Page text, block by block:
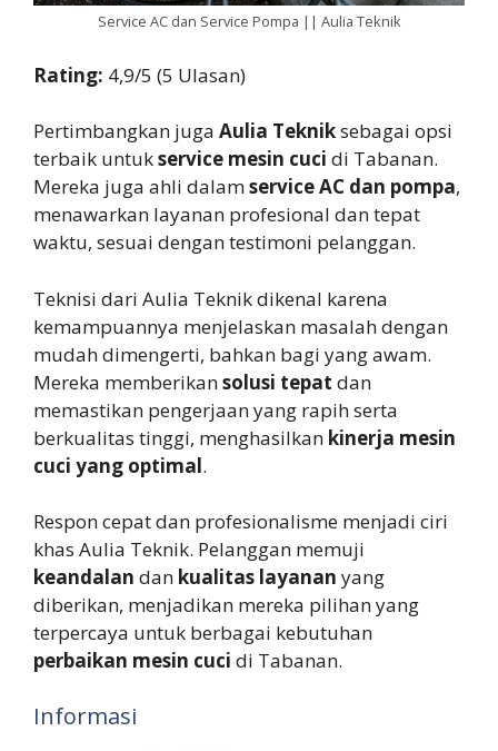
Service AC dan Service Pompa || Aulia Teknik
Rating: 4,9/5 (5 Ulasan)
Pertimbangkan juga Aulia Tekniksebagai opsi
terbaik untukservice mesin cuci di Tabanan.
Mereka juga ahli dalamservice AC dan pompa,
menawarkan layanan profesional dan tepat
waktu, sesuai dengan testimoni pelanggan.
Teknisi dari Aulia Teknik dikenal karena
kemampuannya menjelaskan masalah dengan
mudah dimengerti, bahkan bagi yang awam.
Mereka memberikansolusi tepat dan
memastikan pengerjaan yang rapih serta
berkualitas tinggi, menghasilkan kinerja mesin
cuci yang optimal.
Respon cepat dan profesionalisme menjadi ciri
khas Aulia Teknik. Pelanggan memuji
keandalan dan kualitas layanan yang
diberikan, menjadikan mereka pilihan yang
terpercaya untuk berbagai kebutuhan
perbaikan mesin cuci di Tabanan.
Informasi